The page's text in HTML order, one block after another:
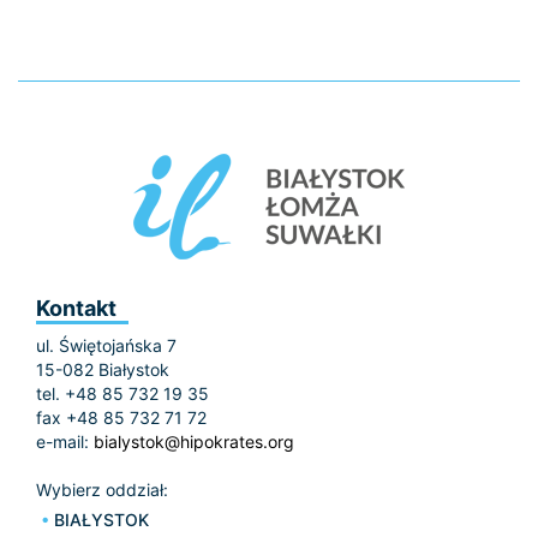
Kontakt
ul. Świętojańska 7
15-082 Białystok
tel. +48 85 732 19 35
fax +48 85 732 71 72
e-mail: bialystok@hipokrates.org
Wybierz oddział:
BIAŁYSTOK